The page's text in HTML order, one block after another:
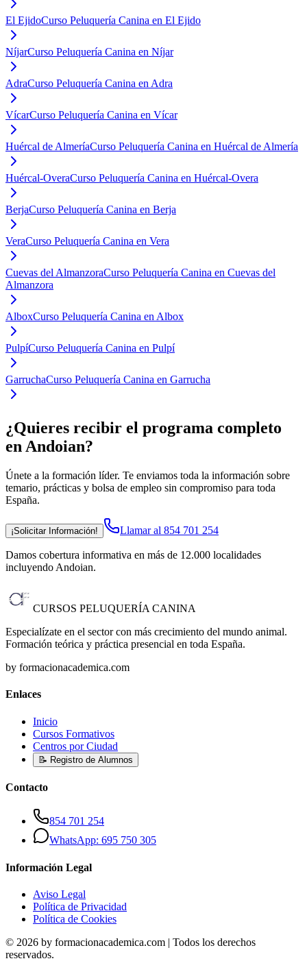
El EjidoCurso Peluquería Canina en El Ejido
NíjarCurso Peluquería Canina en Níjar
AdraCurso Peluquería Canina en Adra
VícarCurso Peluquería Canina en Vícar
Huércal de AlmeríaCurso Peluquería Canina en Huércal de Almería
Huércal-OveraCurso Peluquería Canina en Huércal-Overa
BerjaCurso Peluquería Canina en Berja
VeraCurso Peluquería Canina en Vera
Cuevas del AlmanzoraCurso Peluquería Canina en Cuevas del
Almanzora
AlboxCurso Peluquería Canina en Albox
PulpíCurso Peluquería Canina en Pulpí
GarruchaCurso Peluquería Canina en Garrucha
¿Quieres recibir el programa completo
en Andoian?
Únete a la formación líder. Te enviamos toda la información sobre
temario, prácticas y bolsa de empleo sin compromiso para toda
España.
¡Solicitar Información! Llamar al 854 701 254
Damos cobertura informativa en más de 12.000 localidades
incluyendo Andoian.
CURSOS PELUQUERÍA CANINA
Especialízate en el sector con más crecimiento del mundo animal.
Formación teórica y práctica presencial en toda España.
by formacionacademica.com
Enlaces
Inicio
Cursos Formativos
Centros por Ciudad
📝 Registro de Alumnos
Contacto
854 701 254
WhatsApp: 695 750 305
Información Legal
Aviso Legal
Política de Privacidad
Política de Cookies
© 2026 by formacionacademica.com | Todos los derechos
reservados.